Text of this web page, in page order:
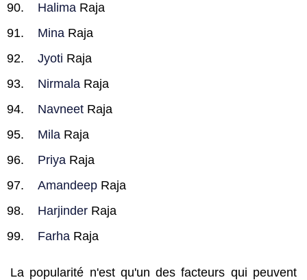
Halima Raja
Mina Raja
Jyoti Raja
Nirmala Raja
Navneet Raja
Mila Raja
Priya Raja
Amandeep Raja
Harjinder Raja
Farha Raja
La popularité n'est qu'un des facteurs qui peuvent